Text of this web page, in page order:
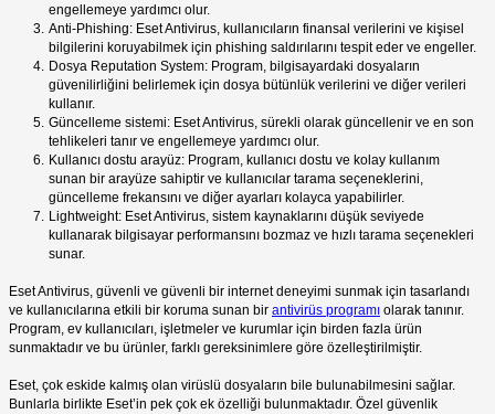
engellemeye yardımcı olur.
Anti-Phishing: Eset Antivirus, kullanıcıların finansal verilerini ve kişisel
bilgilerini koruyabilmek için phishing saldırılarını tespit eder ve engeller.
Dosya Reputation System: Program, bilgisayardaki dosyaların
güvenilirliğini belirlemek için dosya bütünlük verilerini ve diğer verileri
kullanır.
Güncelleme sistemi: Eset Antivirus, sürekli olarak güncellenir ve en son
tehlikeleri tanır ve engellemeye yardımcı olur.
Kullanıcı dostu arayüz: Program, kullanıcı dostu ve kolay kullanım
sunan bir arayüze sahiptir ve kullanıcılar tarama seçeneklerini,
güncelleme frekansını ve diğer ayarları kolayca yapabilirler.
Lightweight: Eset Antivirus, sistem kaynaklarını düşük seviyede
kullanarak bilgisayar performansını bozmaz ve hızlı tarama seçenekleri
sunar.
Eset Antivirus, güvenli ve güvenli bir internet deneyimi sunmak için tasarlandı
ve kullanıcılarına etkili bir koruma sunan bir antivirüs programı olarak tanınır.
Program, ev kullanıcıları, işletmeler ve kurumlar için birden fazla ürün
sunmaktadır ve bu ürünler, farklı gereksinimlere göre özelleştirilmiştir.
Eset, çok eskide kalmış olan virüslü dosyaların bile bulunabilmesini sağlar.
Bunlarla birlikte Eset’in pek çok ek özelliği bulunmaktadır. Özel güvenlik